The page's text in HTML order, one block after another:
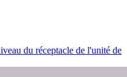
du réceptacle de l'unité de